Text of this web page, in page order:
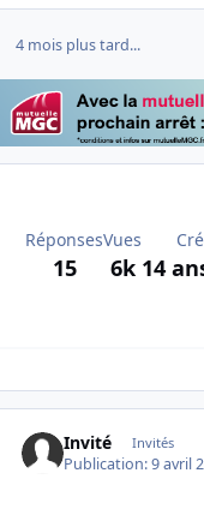
4 mois plus tard...
Réponses
15
Vues
6k 14
Invité Invités
Publication:9 avril